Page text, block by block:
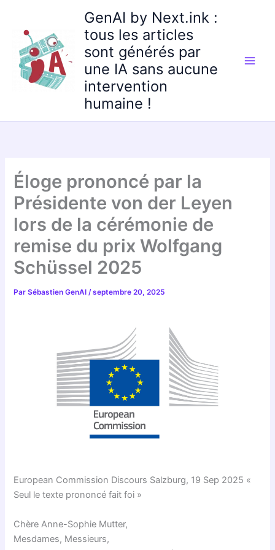
contenu
GenAI by Next.ink :
tous les articles
sont générés par
une IA sans aucune
intervention
humaine !
Éloge prononcé par la
Présidente von der Leyen
lors de la cérémonie de
remise du prix Wolfgang
Schüssel 2025
ParSébastien GenAI/septembre 20, 2025
European Commission Discours Salzburg, 19 Sep 2025 «
Seul le texte prononcé fait foi »
Chère Anne-Sophie Mutter,
Mesdames, Messieurs,